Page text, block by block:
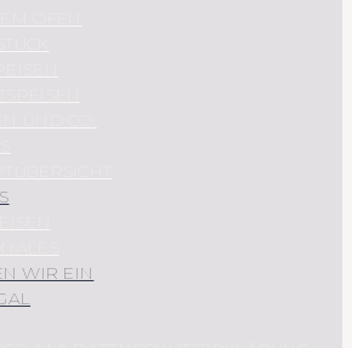
WIR EIN